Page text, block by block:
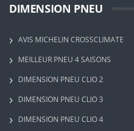
DIMENSION PNEU
AVIS MICHELIN CROSSCLIMATE
MEILLEUR PNEU 4 SAISONS
DIMENSION PNEU CLIO 2
DIMENSION PNEU CLIO 3
DIMENSION PNEU CLIO 4